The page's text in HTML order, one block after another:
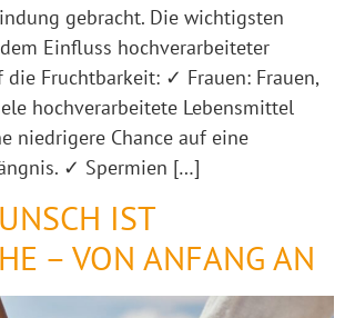
gebracht. Die wichtigsten
Einfluss hochverarbeiteter
die Fruchtbarkeit: ✓ Frauen: Frauen,
hochverarbeitete Lebensmittel
niedrigere Chance auf eine
✓ Spermien […]
IST
– VON ANFANG AN